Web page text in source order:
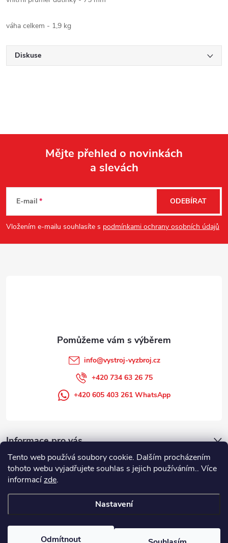
Tento web používá soubory cookie. Dalším procházením
tohoto webu vyjadřujete souhlas s jejich používáním.. Více
informacízde.
Nastavení
Odmítnout
váha celkem - 1,9 kg
Diskuse
p
a
Mějte přehled o novinkách
a slevách
E-mail
Vložením e-mailu souhlasíte s podmínkami ochrany osobních údajů
ODEBÍRAT
Informace pro vás
info@vystroj-vyzbroj.cz
+420 734 63 26 75
+420 605 403 261 WhatsApp
Copyright 2026
. Všechna práva vyhrazena.